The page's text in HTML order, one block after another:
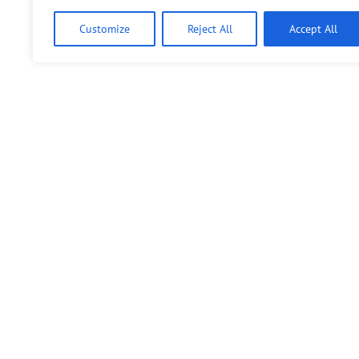
Customize Reject All Accept All